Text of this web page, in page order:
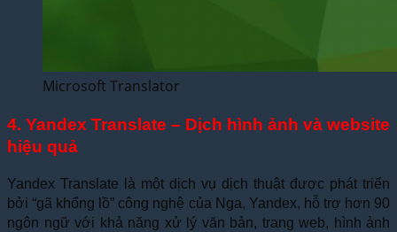
Microsoft Translator
4. Yandex Translate – Dịch hình ảnh và website
hiệu quả
Yandex Translate là một dịch vụ dịch thuật được phát triển
bởi “gã khổng lồ” công nghệ của Nga, Yandex, hỗ trợ hơn 90
ngôn ngữ với khả năng xử lý văn bản, trang web, hình ảnh